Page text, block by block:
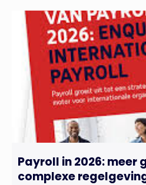
Payroll in 2026: meer
complexe